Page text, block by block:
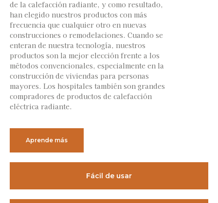
de la calefacción radiante, y como resultado,
han elegido nuestros productos con más
frecuencia que cualquier otro en nuevas
construcciones o remodelaciones. Cuando se
enteran de nuestra tecnología, nuestros
productos son la mejor elección frente a los
métodos convencionales, especialmente en la
construcción de viviendas para personas
mayores. Los hospitales también son grandes
compradores de productos de calefacción
eléctrica radiante.
Aprende más
Fácil de usar